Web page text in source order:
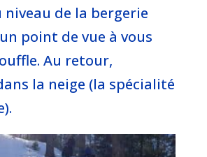
de la bergerie
un point de vue à vous
Au retour,
la neige (la spécialité